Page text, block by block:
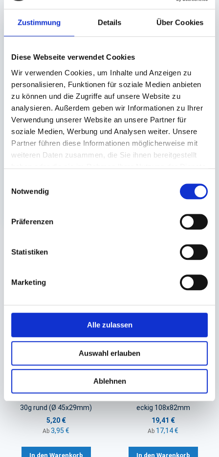
Zustimmung Details Über Cookies
Diese Webseite verwendet Cookies
Wir verwenden Cookies, um Inhalte und Anzeigen zu
personalisieren, Funktionen für soziale Medien anbieten
zu können und die Zugriffe auf unsere Website zu
analysieren. Außerdem geben wir Informationen zu Ihrer
Verwendung unserer Website an unsere Partner für
soziale Medien, Werbung und Analysen weiter. Unsere
Partner führen diese Informationen möglicherweise mit
weiteren Daten zusammen, die Sie ihnen bereitgestellt
Notwendig
Präferenzen
Statistiken
Marketing
Alle zulassen
Auswahl erlauben
Ablehnen
Originalitätsverschlus
sbecher eckig PP
transparent
300ml (108x86x52mm)
1.000 St.
Sie könnten auch an folgenden Artikeln
Becher, Dressingbecher Papier,
30g rund (Ø 45x29mm)
5,20 €
Ab 3,95 €
In den Warenkorb
Deckel für Feinkostbecher
eckig 108x82mm
19,41 €
Ab 17,14 €
In den Warenkorb